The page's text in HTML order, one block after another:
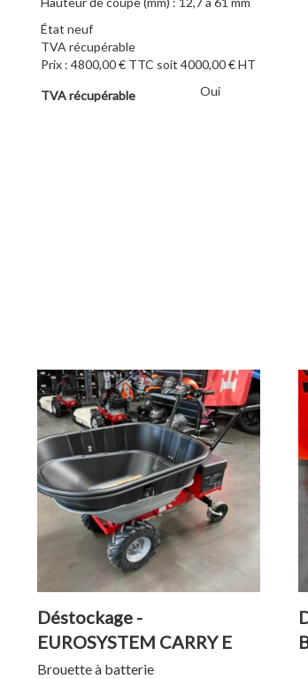
État neuf
TVA récupérable
Prix : 4800,00 € TTC soit 4000,00 € HT
TVA récupérable Oui
Déstockage -
EUROSYSTEM CARRY E
Brouette à batterie